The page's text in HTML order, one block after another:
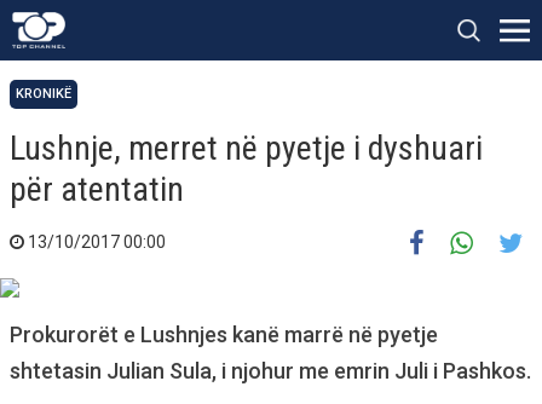
KRONIKË
Lushnje, merret në pyetje i dyshuari
për atentatin
13/10/2017 00:00
Prokurorët e Lushnjes kanë marrë në pyetje
shtetasin Julian Sula, i njohur me emrin Juli i Pashkos.